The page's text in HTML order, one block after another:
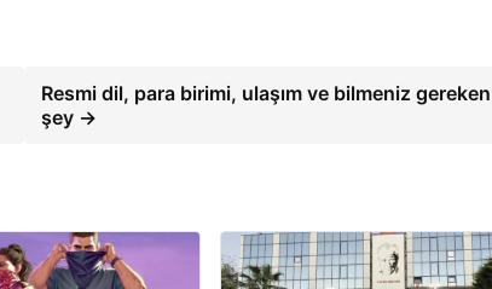
Resmi dil, para birimi, ulaşım ve bilmeniz
şey →